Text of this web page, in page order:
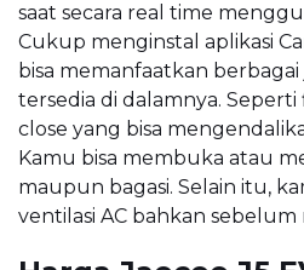
saat secara real time
Cukup menginstal aplikasi
bisa memanfaatkan
tersedia di dalamnya.
close yang bisa
Kamu bisa membuka atau
maupun bagasi. Selain itu,
ventilasi AC bahkan sebelum